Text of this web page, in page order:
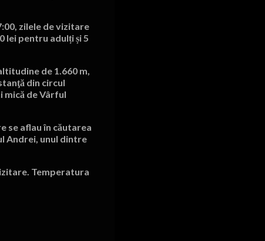
zilele de vizitare
lei pentru adulți și 5
de 1.660 m,
din circul
mică de Vârful
se aflau în căutarea
Andrei, unul dintre
Temperatura